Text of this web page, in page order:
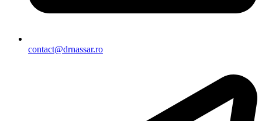
contact@drnassar.ro